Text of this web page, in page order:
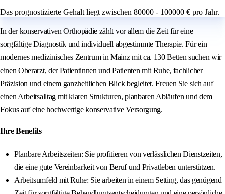
Das prognostizierte Gehalt liegt zwischen 80000 - 100000 € pro Jahr.
In der konservativen Orthopädie zählt vor allem die Zeit für eine
sorgfältige Diagnostik und individuell abgestimmte Therapie. Für ein
modernes medizinisches Zentrum in Mainz mit ca. 130 Betten suchen wir
einen Oberarzt, der Patientinnen und Patienten mit Ruhe, fachlicher
Präzision und einem ganzheitlichen Blick begleitet. Freuen Sie sich auf
einen Arbeitsalltag mit klaren Strukturen, planbaren Abläufen und dem
Fokus auf eine hochwertige konservative Versorgung.
Ihre Benefits
Planbare Arbeitszeiten: Sie profitieren von verlässlichen Dienstzeiten,
die eine gute Vereinbarkeit von Beruf und Privatleben unterstützen.
Arbeitsumfeld mit Ruhe: Sie arbeiten in einem Setting, das genügend